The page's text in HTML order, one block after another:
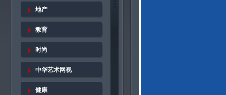
地产
教育
时尚
中华艺术网视
健康